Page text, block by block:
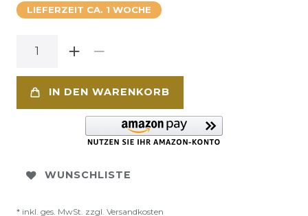
LIEFERZEIT CA. 1 WOCHE
IN DEN WARENKORB
WUNSCHLISTE
* inkl. ges. MwSt. zzgl. Versandkosten